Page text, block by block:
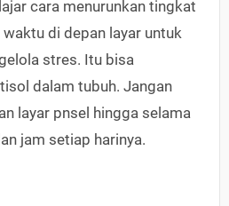
cara menurunkan tingkat
di depan layar untuk
stres. Itu bisa
dalam tubuh. Jangan
layar pnsel hingga selama
jam setiap harinya.